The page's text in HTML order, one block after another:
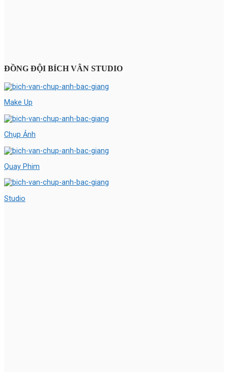
ĐỒNG ĐỘI BÍCH VÂN STUDIO
Make Up
Chụp Ảnh
Quay Phim
Studio